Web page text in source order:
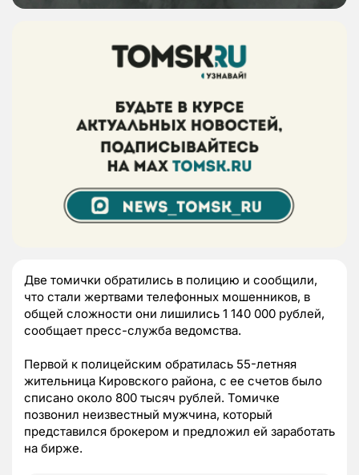
Две томички обратились в полицию и сообщили,
что стали жертвами телефонных мошенников, в
общей сложности они лишились 1 140 000 рублей,
сообщает пресс-служба ведомства.
Первой к полицейским обратилась 55-летняя
жительница Кировского района, с ее счетов было
списано около 800 тысяч рублей. Томичке
позвонил неизвестный мужчина, который
представился брокером и предложил ей заработать
на бирже.